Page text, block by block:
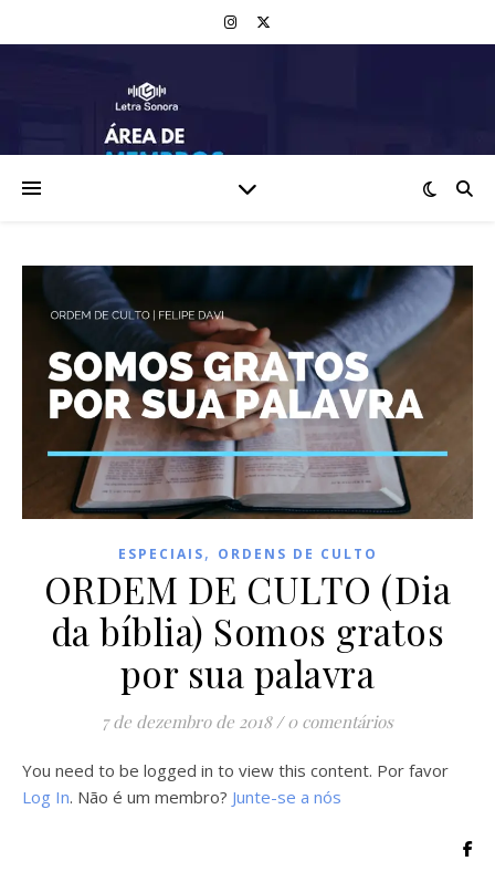
ESPECIAIS, ORDENS DE CULTO
ORDEM DE CULTO (Dia
da bíblia) Somos gratos
por sua palavra
7 de dezembro de 2018 / 0 comentários
You need to be logged in to view this content. Por favor
Log In. Não é um membro? Junte-se a nós